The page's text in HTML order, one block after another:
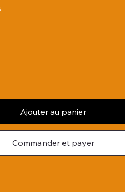
Ajouter au panier
Commander et payer